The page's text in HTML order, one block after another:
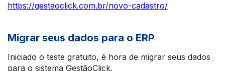
https://gestaoclick.com.br/novo-cadastro/
Migrar seus dados para o ERP
Iniciado o teste gratuito, é hora de migrar seus dados
para o sistema GestãoClick.